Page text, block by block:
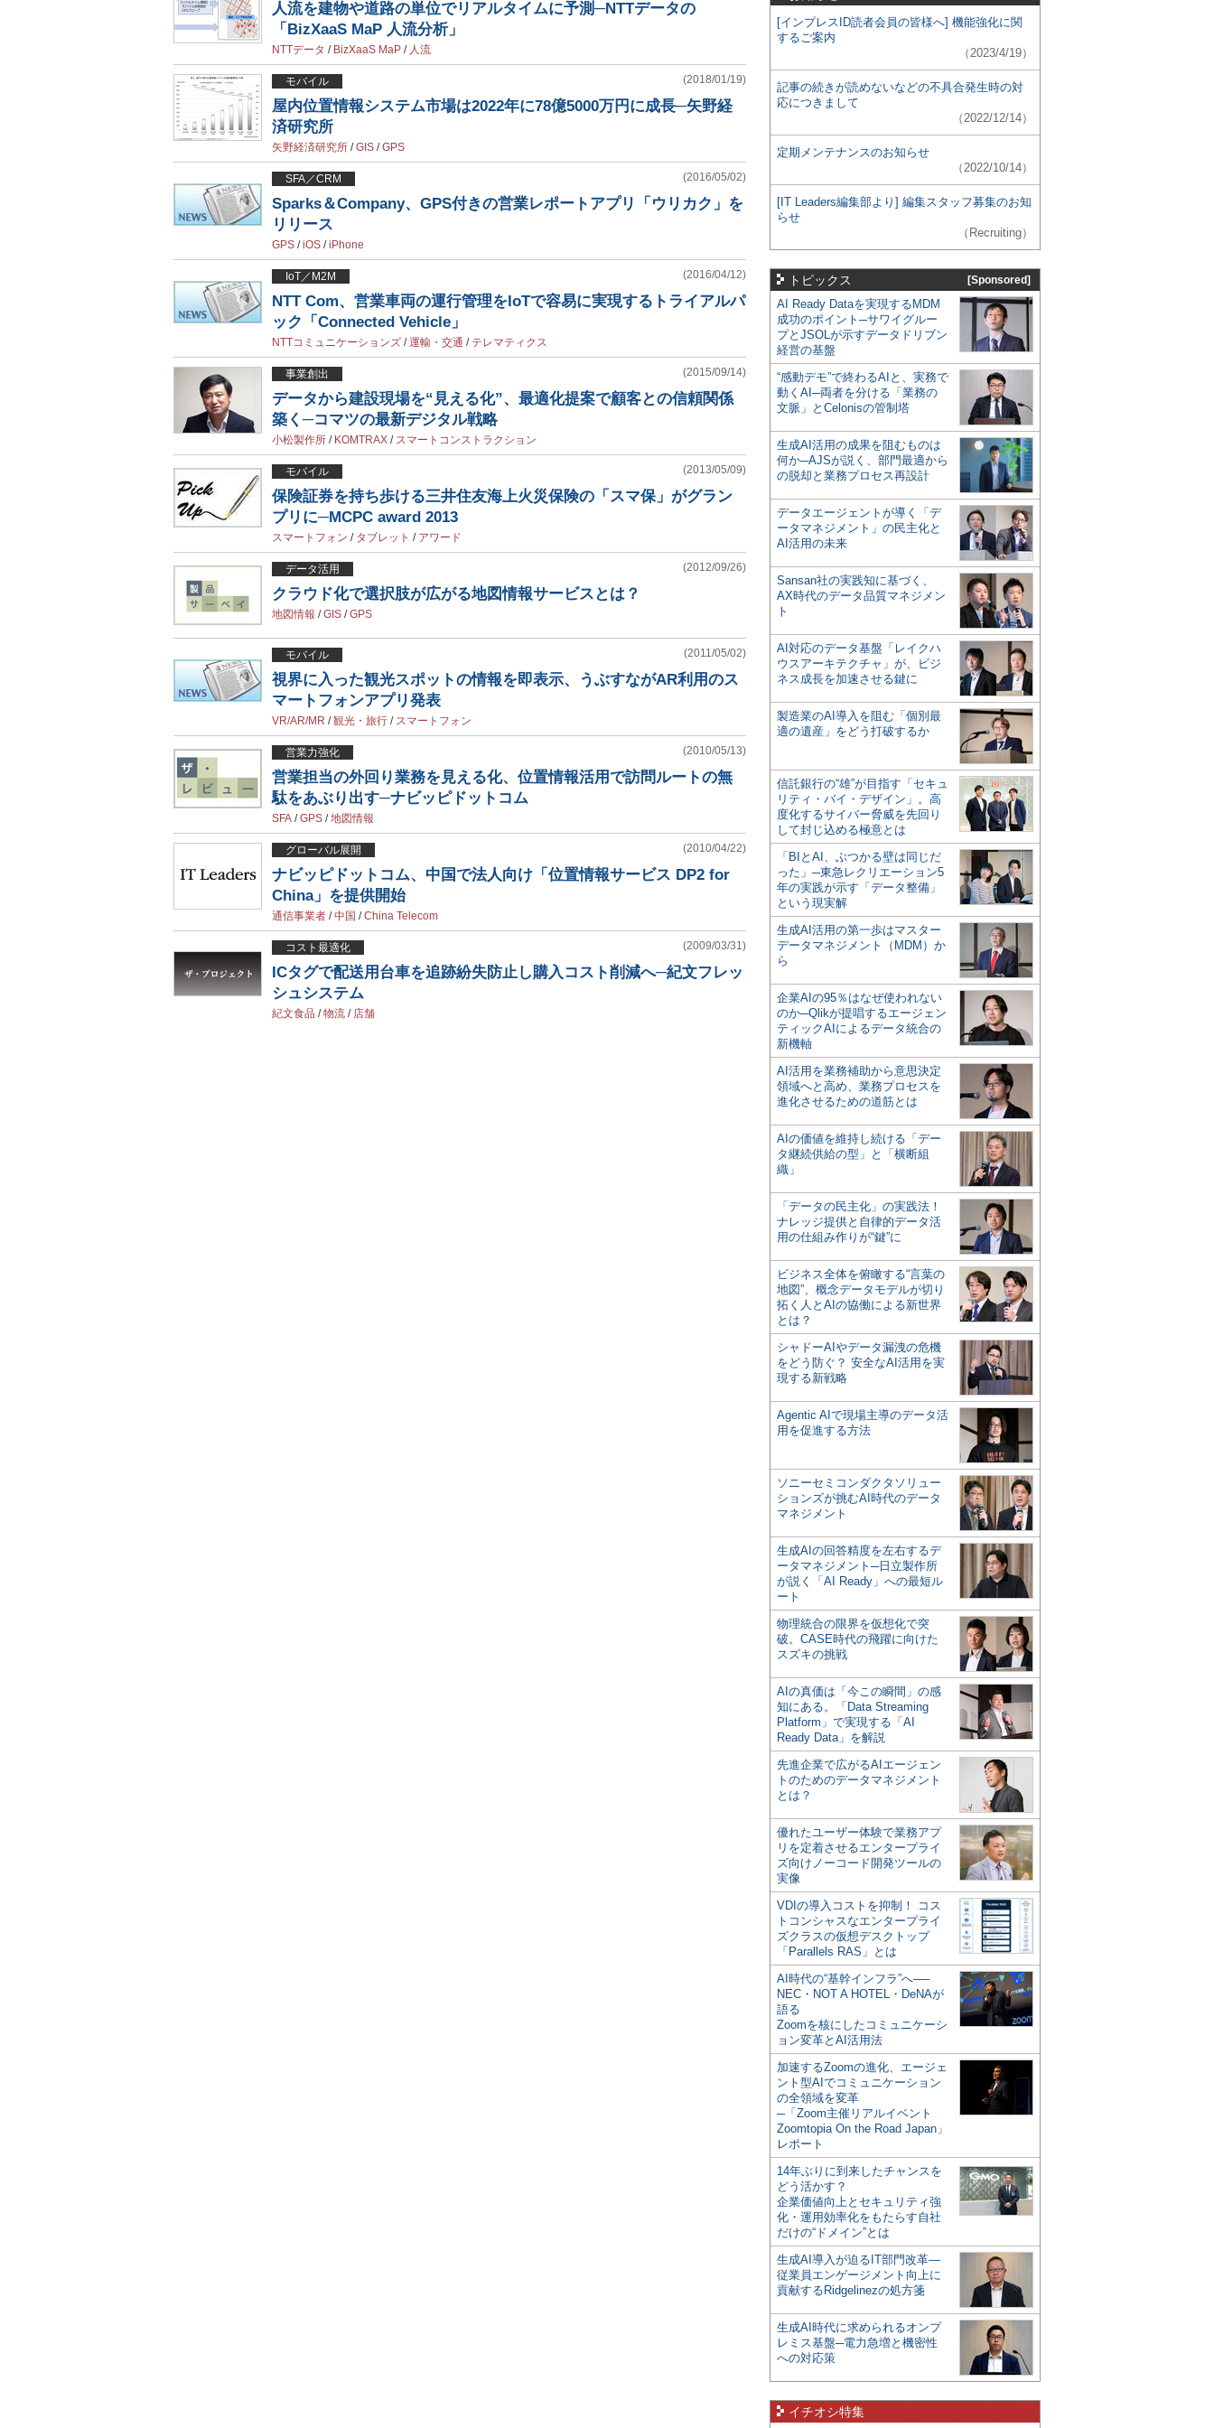
人流を建物や道路の単位でリアルタイムに予測─NTTデータの
「BizXaaS MaP 人流分析」
NTTデータ / BizXaaS MaP / 人流
モバイル (2018/01/19)
屋内位置情報システム市場は2022年に78億5000万円に成長─矢野経
済研究所
矢野経済研究所 /GIS /GPS
SFA／CRM (2016/05/02)
Sparks＆Company、GPS付きの営業レポートアプリ「ウリカク」を
リリース
GPS /iOS /iPhone
IoT／M2M (2016/04/12)
NTT Com、営業車両の運行管理をIoTで容易に実現するトライアルパ
ック「Connected Vehicle」
NTTコミュニケーションズ /運輸・交通 / テレマティクス
事業創出 (2015/09/14)
データから建設現場を“見える化”、最適化提案で顧客との信頼関係
築く─コマツの最新デジタル戦略
小松製作所 / KOMTRAX / スマートコンストラクション
モバイル (2013/05/09)
保険証券を持ち歩ける三井住友海上火災保険の「スマ保」がグラン
プリに─MCPC award 2013
スマートフォン / タブレット / アワード
データ活用 (2012/09/26)
クラウド化で選択肢が広がる地図情報サービスとは？
地図情報 /GIS /GPS
モバイル (2011/05/02)
視界に入った観光スポットの情報を即表示、うぶすながAR利用のス
マートフォンアプリ発表
VR/AR/MR /観光・旅行 / スマートフォン
営業力強化 (2010/05/13)
営業担当の外回り業務を見える化、位置情報活用で訪問ルートの無
駄をあぶり出す─ナビッピドットコム
SFA /GPS /地図情報
グローバル展開 (2010/04/22)
ナビッピドットコム、中国で法人向け「位置情報サービス DP2 for
China」を提供開始
通信事業者 /中国 /China Telecom
コスト最適化 (2009/03/31)
ICタグで配送用台車を追跡紛失防止し購入コスト削減へ─紀文フレッ
シュシステム
紀文食品 /物流 / 店舗
[インプレスID読者会員の皆様へ] 機能強化に関
するご案内
（2023/4/19）
記事の続きが読めないなどの不具合発生時の対
応につきまして
（2022/12/14）
定期メンテナンスのお知らせ
（2022/10/14）
[IT Leaders編集部より] 編集スタッフ募集のお知
らせ
（Recruiting）
トピックス [Sponsored]
AI Ready Dataを実現するMDM
成功のポイント─サワイグルー
プとJSOLが示すデータドリブン
経営の基盤
“感動デモ”で終わるAIと、実務で
動くAI─両者を分ける「業務の
文脈」とCelonisの管制塔
生成AI活用の成果を阻むものは
何か─AJSが説く、部門最適から
の脱却と業務プロセス再設計
データエージェントが導く「デ
ータマネジメント」の民主化と
AI活用の未来
Sansan社の実践知に基づく、
AX時代のデータ品質マネジメン
ト
AI対応のデータ基盤「レイクハ
ウスアーキテクチャ」が、ビジ
ネス成長を加速させる鍵に
製造業のAI導入を阻む「個別最
適の遺産」をどう打破するか
信託銀行の“雄”が目指す「セキュ
リティ・バイ・デザイン」。高
度化するサイバー脅威を先回り
して封じ込める極意とは
「BIとAI、ぶつかる壁は同じだ
った」─東急レクリエーション5
年の実践が示す「データ整備」
という現実解
生成AI活用の第一歩はマスター
データマネジメント（MDM）か
ら
企業AIの95％はなぜ使われない
のか─Qlikが提唱するエージェン
ティックAIによるデータ統合の
新機軸
AI活用を業務補助から意思決定
領域へと高め、業務プロセスを
進化させるための道筋とは
AIの価値を維持し続ける「デー
タ継続供給の型」と「横断組
織」
「データの民主化」の実践法！
ナレッジ提供と自律的データ活
用の仕組み作りが“鍵”に
ビジネス全体を俯瞰する“言葉の
地図”、概念データモデルが切り
拓く人とAIの協働による新世界
とは？
シャドーAIやデータ漏洩の危機
をどう防ぐ？ 安全なAI活用を実
現する新戦略
Agentic AIで現場主導のデータ活
用を促進する方法
ソニーセミコンダクタソリュー
ションズが挑むAI時代のデータ
マネジメント
生成AIの回答精度を左右するデ
ータマネジメント─日立製作所
が説く「AI Ready」への最短ル
ート
物理統合の限界を仮想化で突
破。CASE時代の飛躍に向けた
スズキの挑戦
AIの真価は「今この瞬間」の感
知にある。「Data Streaming
Platform」で実現する「AI
Ready Data」を解説
先進企業で広がるAIエージェン
トのためのデータマネジメント
とは？
優れたユーザー体験で業務アプ
リを定着させるエンタープライ
ズ向けノーコード開発ツールの
実像
VDIの導入コストを抑制！ コス
トコンシャスなエンタープライ
ズクラスの仮想デスクトップ
「Parallels RAS」とは
AI時代の“基幹インフラ”へ──
NEC・NOT A HOTEL・DeNAが
語る
Zoomを核にしたコミュニケーシ
ョン変革とAI活用法
加速するZoomの進化、エージェ
ント型AIでコミュニケーション
の全領域を変革
─「Zoom主催リアルイベント
Zoomtopia On the Road Japan」
レポート
14年ぶりに到来したチャンスを
どう活かす？
企業価値向上とセキュリティ強
化・運用効率化をもたらす自社
だけの“ドメイン”とは
生成AI導入が迫るIT部門改革―
従業員エンゲージメント向上に
貢献するRidgelinezの処方箋
生成AI時代に求められるオンプ
レミス基盤─電力急増と機密性
への対応策
イチオシ特集